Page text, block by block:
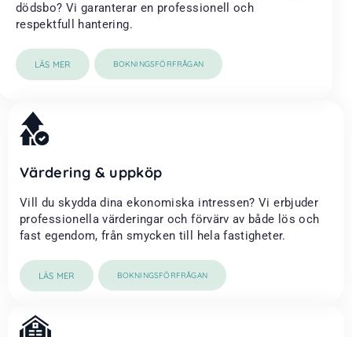
dödsbo? Vi garanterar en professionell och
respektfull hantering.
LÄS MER BOKNINGSFÖRFRÅGAN
Värdering & uppköp
Vill du skydda dina ekonomiska intressen? Vi erbjuder
professionella värderingar och förvärv av både lös och
fast egendom, från smycken till hela fastigheter.
LÄS MER BOKNINGSFÖRFRÅGAN